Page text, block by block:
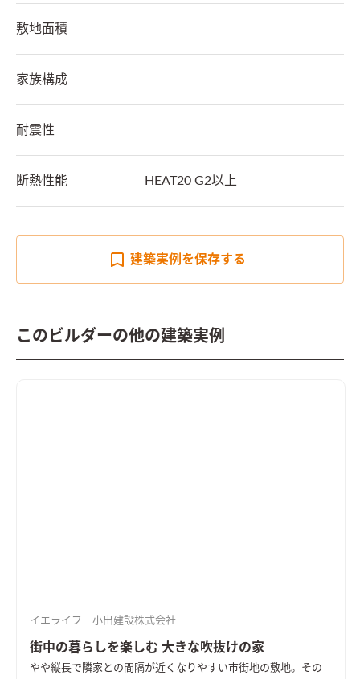
敷地面積
家族構成
耐震性
断熱性能 HEAT20 G2以上
建築実例を保存する
このビルダーの他の建築実例
イエライフ 小出建設株式会社
街中の暮らしを楽しむ 大きな吹抜けの家
やや縦長で隣家との間隔が近くなりやすい市街地の敷地。その